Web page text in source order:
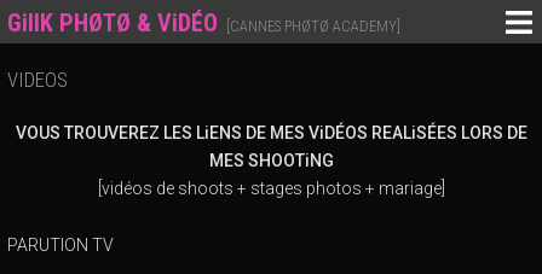
GillK PHØTØ & ViDÉO [CANNES PHØTØ ACADEMY]
VIDEOS
VOUS TROUVEREZ LES LiENS DE MES ViDÉOS REALiSÉES LORS DE
MES SHOOTiNG
[vidéos de shoots + stages photos + mariage]
PARUTION TV